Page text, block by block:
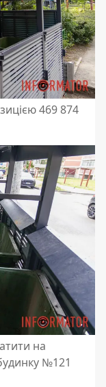
469 874
на
№121